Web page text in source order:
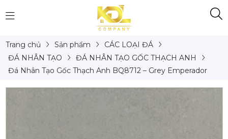
Trang chủ Sản phẩm
CÁC LOẠI ĐÁ
ĐÁ NHÂN TẠO
ĐÁ NHÂN TẠO GỐC THẠCH ANH
Đá Nhân Tạo Gốc Thạch Anh BQ8712 – Grey Emperador